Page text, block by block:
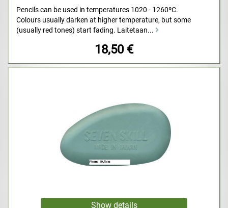
Pencils can be used in temperatures 1020 - 1260ºC.
Colours usually darken at higher temperature, but some
(usually red tones) start fading. Laitetaan...
18,50 €